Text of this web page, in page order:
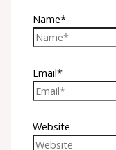
Name*
Email*
Website